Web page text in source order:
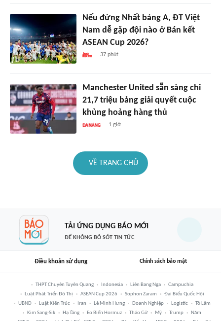
Nếu đứng Nhất bảng A, ĐT Việt
Nam dễ gặp đội nào ở Bán kết
ASEAN Cup 2026?
37 phút
Manchester United sẵn sàng chi
21,7 triệu bảng giải quyết cuộc
khủng hoảng hàng thủ
1 giờ
VỀ TRANG CHỦ
TẢI ỨNG DỤNG BÁO MỚI
ĐỂ KHÔNG BỎ SÓT TIN TỨC
Điều khoản sử dụng Chính sách bảo mật
THPT Chuyên Tuyên Quang Indonesia Liên Bang Nga
Campuchia
Luật Phát Triển Đô Thị
ASEAN Cup 2026 Sophon Zaram
Đại Biểu Quốc Hội
UBND
Luật Kiến Trúc Iran Lê Minh Hưng Doanh Nghiệp Logistic
Tô Lâm
Kim Sang-Sik
Hạ Tầng Eo Biển Hormuz Tháo Gỡ Mỹ Trump
Năm